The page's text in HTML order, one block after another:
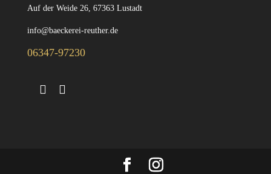
Auf der Weide 26, 67363 Lustadt
info@baeckerei-reuther.de
06347-97230